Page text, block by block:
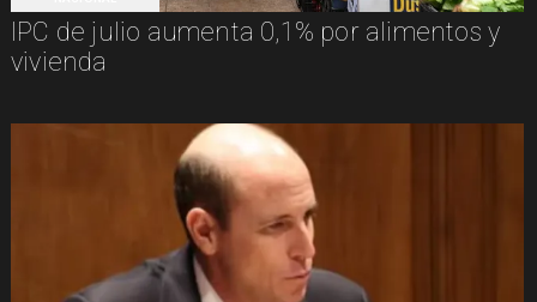
IPC de julio aumenta 0,1% por alimentos y
vivienda